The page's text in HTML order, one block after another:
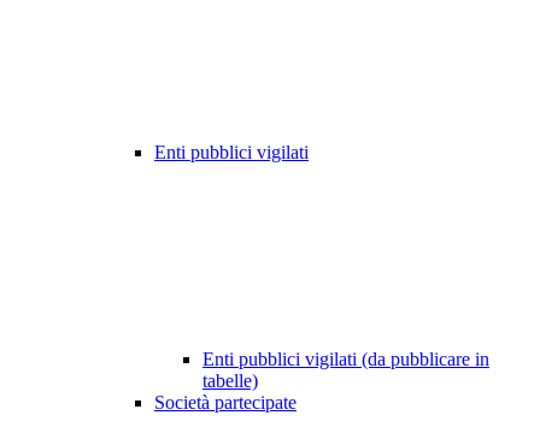
Enti pubblici vigilati
Enti pubblici vigilati (da pubblicare in
tabelle)
Società partecipate